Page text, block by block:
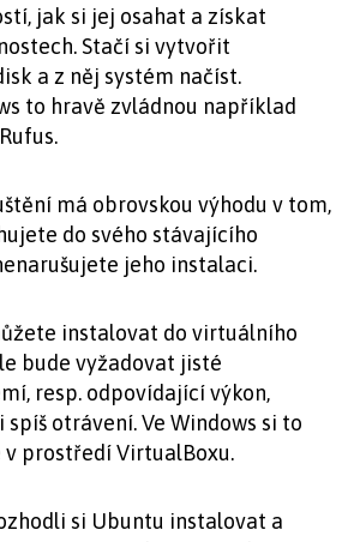
jak si jej osahat a získat
Stačí si vytvořit
a z něj systém načíst.
to hravě zvládnou například
má obrovskou výhodu v tom,
do svého stávajícího
jeho instalaci.
instalovat do virtuálního
bude vyžadovat jisté
resp. odpovídající výkon,
otrávení. Ve Windows si to
prostředí VirtualBoxu.
si Ubuntu instalovat a